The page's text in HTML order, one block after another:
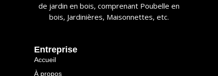
de jardin en bois, comprenant Poubelle en
bois, Jardinières, Maisonnettes, etc.​​
​​entreprise​​
Accueil
À propos